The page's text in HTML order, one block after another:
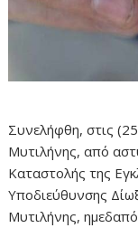
Συνελήφθη, στις
Μυτιλήνης, από
Καταστολής της
Υποδιεύθυνσης
Μυτιλήνης,